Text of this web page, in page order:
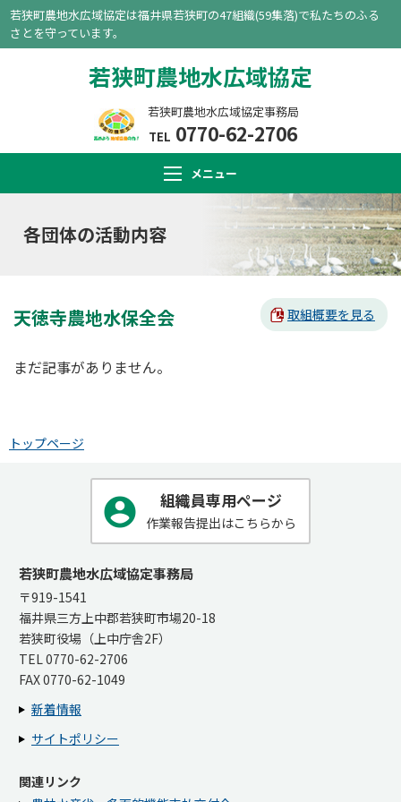
若狭町農地水広域協定は福井県若狭町の47組織(59集落)で私たちのふる
さとを守っています。
若狭町農地水広域協定
若狭町農地水広域協定事務局
TEL 0770-62-2706
メニュー
各団体の活動内容
天徳寺農地水保全会 取組概要を見る
まだ記事がありません。
トップページ
組織員専用ページ
作業報告提出はこちらから
若狭町農地水広域協定事務局
〒919-1541
福井県三方上中郡若狭町市場20-18
若狭町役場（上中庁舎2F）
TEL 0770-62-2706
FAX 0770-62-1049
新着情報
サイトポリシー
関連リンク